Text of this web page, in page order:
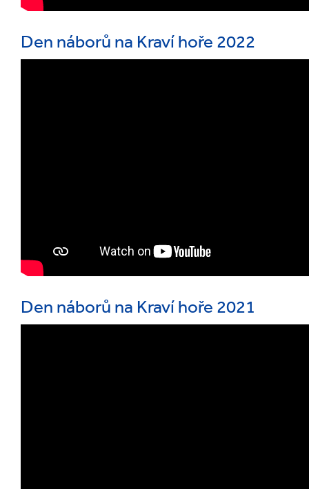
Den náborů na Kraví hoře 2022
Den náborů na Kraví hoře 2021